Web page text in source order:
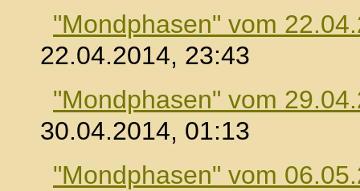
"Mondphasen" vom
22.04.2014, 23:43
"Mondphasen" vom
30.04.2014, 01:13
"Mondphasen" vom